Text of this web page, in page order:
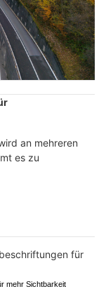
an mehreren
es zu
mehr Sichtbarkeit